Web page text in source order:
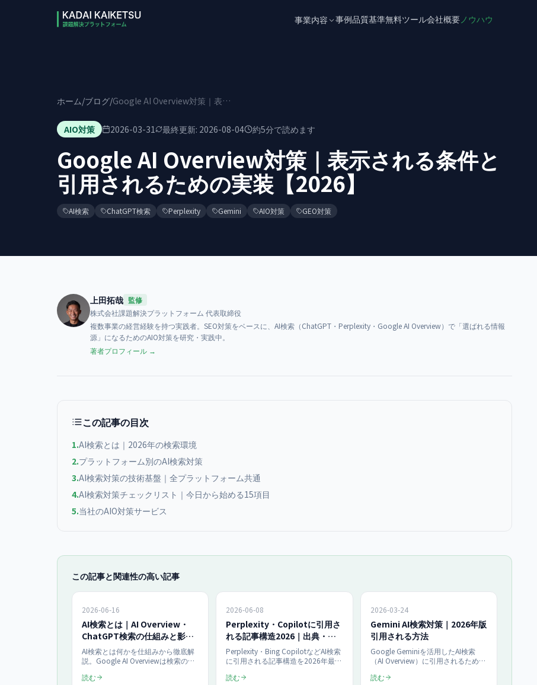
事業内容 事例品質基準無料ツール会社概要ノウハウ
ホーム/ブログ/ Google AI Overview対策｜表示される条件と引用されるための実装【2026】
AIO対策 2026-03-31 最終更新: 2026-08-04 約5分で読めます
Google AI Overview対策｜表示される条件と
引用されるための実装【2026】
AI検索 ChatGPT検索 Perplexity Gemini AIO対策 GEO対策
上田拓哉 監修
株式会社課題解決プラットフォーム 代表取締役
複数事業の経営経験を持つ実践者。SEO対策をベースに、AI検索（ChatGPT・Perplexity・Google AI Overview）で「選ばれる情報
源」になるためのAIO対策を研究・実践中。
著者プロフィール →
この記事の目次
1.AI検索とは｜2026年の検索環境
2.プラットフォーム別のAI検索対策
3.AI検索対策の技術基盤｜全プラットフォーム共通
4.AI検索対策チェックリスト｜今日から始める15項目
5.当社のAIO対策サービス
この記事と関連性の高い記事
2026-06-16
AI検索とは｜AI Overview・
ChatGPT検索の仕組みと影響
2026
AI検索とは何かを仕組みから徹底解
説。Google AI Overviewは検索の
2月調査)、引用の97%は上位20位以
読む
2026-06-08
Perplexity・Copilotに引用さ
れる記事構造2026｜出典・定
義・表設計
Perplexity・Bing CopilotなどAI検索
に引用される記事構造を2026年最新
較表という3つの設計要素を複数AI横
読む
2026-03-24
Gemini AI検索対策｜2026年版
引用される方法
Google Geminiを活用したAI検索
（AI Overview）に引用されるための
Gemini統計・引用条件・コンテンツ
読む